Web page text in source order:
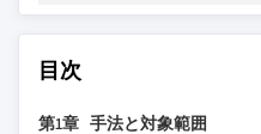
目次
第1章 手法と対象範囲